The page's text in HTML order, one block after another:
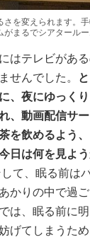
さを変えられます。
まるでシアタールー
はテレビがあ
せんでした。
、夜にゆっく
、動画配信サ
を飲めるよう
日は何を見よ
て、眠る前は
かりの中で過
は、眠る前に
げてしまうた